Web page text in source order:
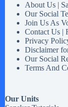
About Us |
Our Social
Join Us As
Contact Us |
Privacy
Disclaimer
Our Social
Terms And
Our Units